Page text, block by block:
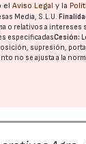
elAviso Legal y la
Media, S.L.U.
o relativos a intereses
especificadasCesión:
supresión,
no se ajusta a la